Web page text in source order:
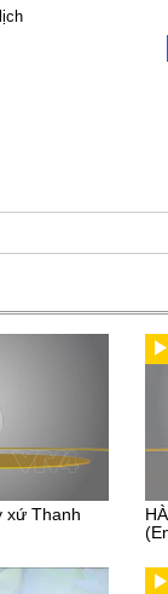
xứ Thanh